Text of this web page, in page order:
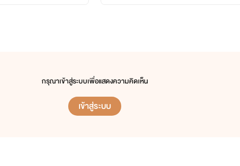
10.โซ่รักกับดักหัวใจ(จบแล้ว)
11.สวิงสวาทสาวใหญ่(จบแล้ว)
กรุณาเข้าสู่ระบบเพื่อแสดงความคิดเห็น
เข้าสู่ระบบ